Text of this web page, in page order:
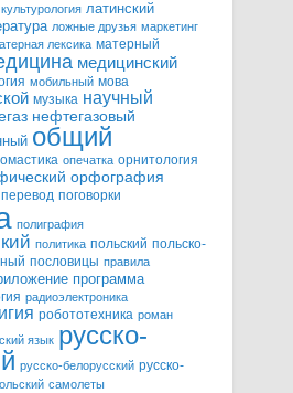
культурология латинский
ложные друзья маркетинг
лексика матерный
медицинский
мобильный мова
музыка научный
нефтегазовый
общий
опечатка орнитология
орфография
перевод поговорки
полиграфия
политика польский польско-
пословицы правила
программа
радиоэлектроника
робототехника роман
язык русско-
русско-белорусский русско-
самолеты